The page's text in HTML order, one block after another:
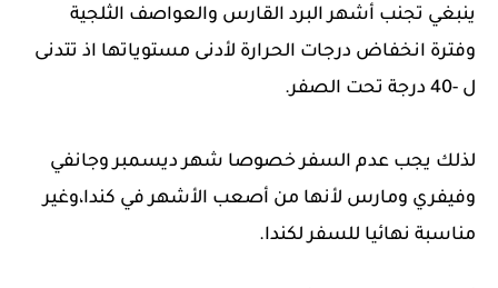
ينبغي تجنب أشهر البرد القارس والعواصف الثلجية
وفترة انخفاض درجات الحرارة لأدنى مستوياتها اذ تتدنى
ل -40 درجة تحت الصفر.
لذلك يجب عدم السفر خصوصا شهر ديسمبر وجانفي
وفيفري ومارس لأنها من أصعب الأشهر في كندا،وغير
مناسبة نهائيا للسفر لكندا.